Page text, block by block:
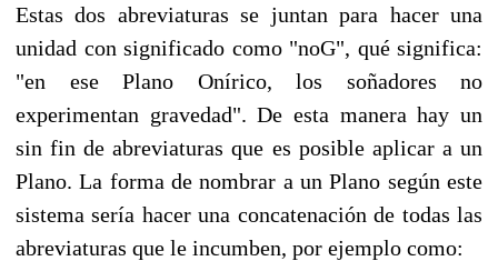
Estas dos abreviaturas se juntan para hacer una
unidad con significado como "noG", qué significa:
"en ese Plano Onírico, los soñadores no
experimentan gravedad". De esta manera hay un
sin fin de abreviaturas que es posible aplicar a un
Plano. La forma de nombrar a un Plano según este
sistema sería hacer una concatenación de todas las
abreviaturas que le incumben, por ejemplo como: